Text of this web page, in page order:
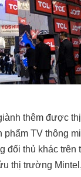
thêm được
TV thông
đối thủ khác
thị trường